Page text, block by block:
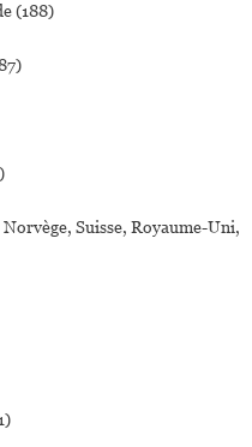
(188)
Suisse, Royaume-Uni,